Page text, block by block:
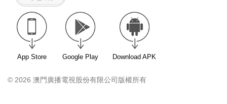
App Store Google Play Download APK
© 2026 澳門廣播電視股份有限公司版權所有